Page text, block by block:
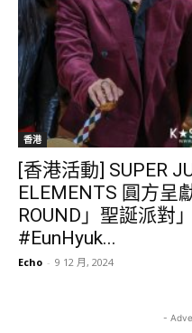
香港
[香港活動] SUPER
ELEMENTS 圓方呈
ROUND」聖誕派對
#EunHyuk...
Echo - 9 12 月, 2024
-